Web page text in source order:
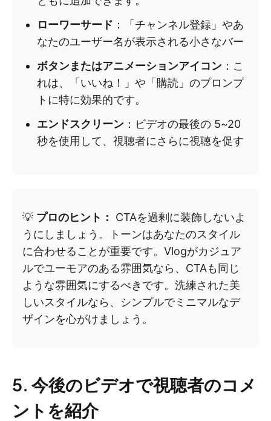
ローワーサード ：「チャンネル登録」やあ
なたのユーザー名が表示される小さなバー
ボタンまたはアニメーションアイコン ：こ
れは、「いいね！」や「購読」のプロンプ
トに特に効果的です。
エンドスクリーン ：ビデオの最後の 5~20
秒を使用して、視聴者にさらに視聴を促す
💡 プロのヒント：
CTAを過剰に装飾しないよ
うにしましょう。トーンはあなたのスタイル
に合わせることが重要です。Vlogがカジュア
ルでユーモアのある雰囲気なら、CTAも同じ
ような雰囲気にするべきです。洗練された美
しいスタイルなら、シンプルでミニマルなデ
ザインを心がけましょう。
5. 今後のビデオで視聴者のコメ
ントを紹介